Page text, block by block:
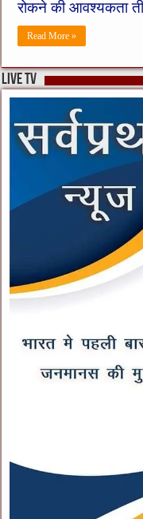
रोकने की आवश्यकता
Read More »
live tv